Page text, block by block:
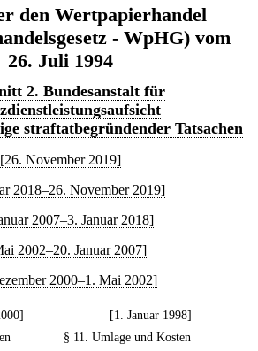
den Wertpapierhandel
- WpHG) vom
26. Juli 1994
2. Bundesanstalt für
straftatbegründender Tatsachen
[26. November 2019]
2018–26. November 2019]
2007–3. Januar 2018]
2002–20. Januar 2007]
2000–1. Mai 2002]
[1. Januar 1998]
§ 11. Umlage und Kosten